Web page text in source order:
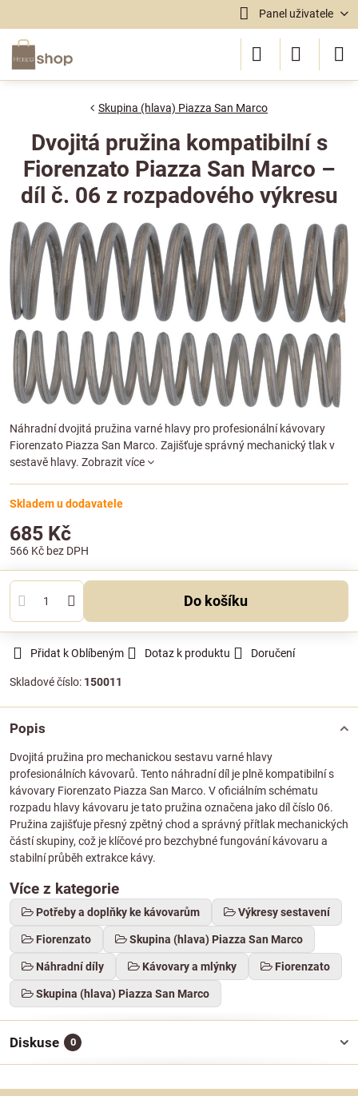
Panel uživatele
Skupina (hlava) Piazza San Marco
Dvojitá pružina kompatibilní s
Fiorenzato Piazza San Marco –
díl č. 06 z rozpadového výkresu
Náhradní dvojitá pružina varné hlavy pro profesionální kávovary
Fiorenzato Piazza San Marco. Zajišťuje správný mechanický tlak v
sestavě hlavy. Zobrazit více
Skladem u dodavatele
685 Kč
566 Kč bez DPH
Do košíku
Přidat k Oblíbeným Dotaz k produktu Doručení
Skladové číslo: 150011
Popis
Dvojitá pružina pro mechanickou sestavu varné hlavy
profesionálních kávovarů. Tento náhradní díl je plně kompatibilní s
kávovary Fiorenzato Piazza San Marco. V oficiálním schématu
rozpadu hlavy kávovaru je tato pružina označena jako díl číslo 06.
Pružina zajišťuje přesný zpětný chod a správný přítlak mechanických
částí skupiny, což je klíčové pro bezchybné fungování kávovaru a
stabilní průběh extrakce kávy.
Více z kategorie
Potřeby a doplňky ke kávovarům Výkresy sestavení
Fiorenzato Skupina (hlava) Piazza San Marco
Náhradní díly Kávovary a mlýnky Fiorenzato
Skupina (hlava) Piazza San Marco
Diskuse 0